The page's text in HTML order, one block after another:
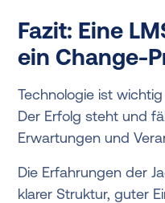
Fazit: Eine
ein Change-
Technologie ist
Der Erfolg steht und
Erwartungen und
Die Erfahrungen der
klarer Struktur, guter